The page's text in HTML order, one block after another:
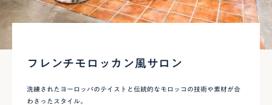
フレンチモロッカン風サロン
洗練されたヨーロッパのテイストと伝統的なモロッコの技術や素材が合
わさったスタイル。